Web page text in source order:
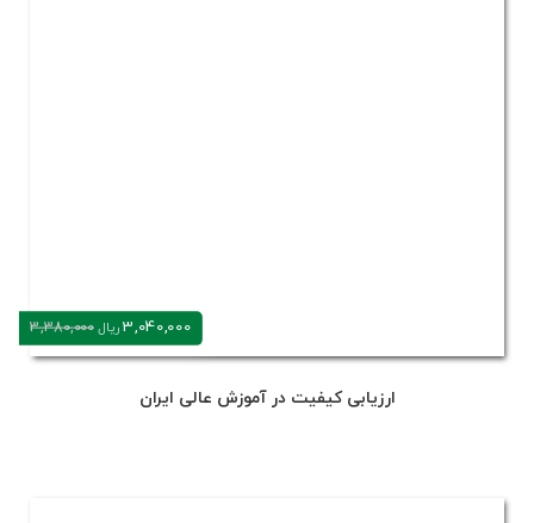
3,040,000ریال 3,380,000
ارزیابی کیفیت در آموزش عالی ایران